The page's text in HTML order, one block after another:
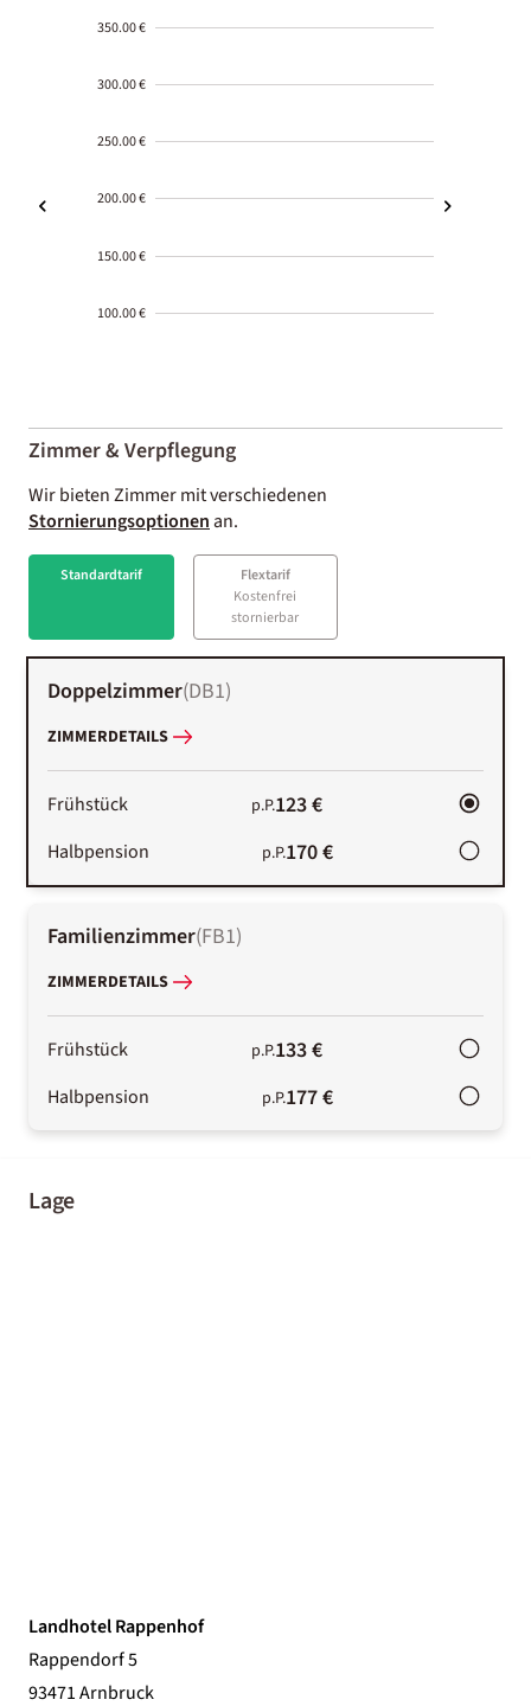
350.00 €
300.00 €
250.00 €
200.00 €
150.00 €
100.00 €
01-02
Zimmer & Verpflegung
Wir bieten Zimmer mit verschiedenen
Stornierungsoptionenan.
Standardtarif
Flextarif
Kostenfrei
stornierbar
Doppelzimmer(DB1)
ZIMMERDETAILS
Frühstück p.P.123 €
Halbpension p.P.170 €
Familienzimmer(FB1)
ZIMMERDETAILS
Frühstück p.P.133 €
Halbpension p.P.177 €
Lage
Landhotel Rappenhof
Rappendorf 5
93471 Arnbruck